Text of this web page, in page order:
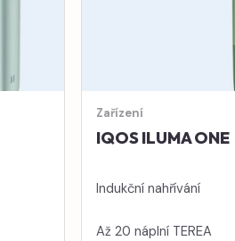
Zařízení
IQOS ILUMA ONE
Indukční nahřívání
Až 20 náplní TEREA